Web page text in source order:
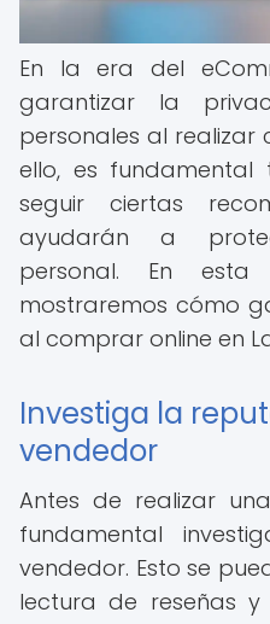
En la era del
garantizar la
personales al realizar
ello, es fundamental
seguir ciertas
ayudarán a
personal. En
mostraremos cómo
al comprar online en
Investiga la
vendedor
Antes de realizar
fundamental
vendedor. Esto se
lectura de reseñas